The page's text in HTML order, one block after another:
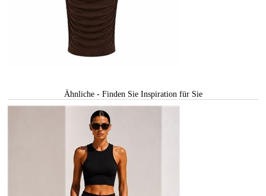
Ähnliche - Finden Sie Inspiration für Sie